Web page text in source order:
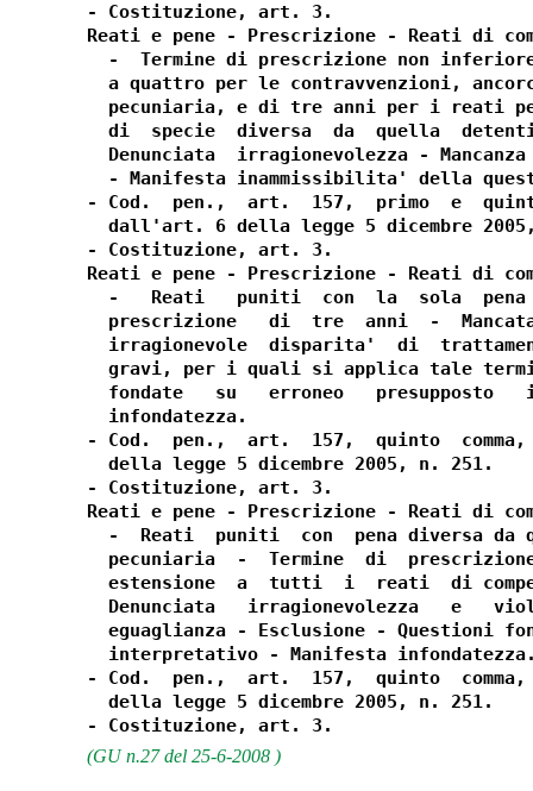
- Costituzione, art. 3.
Reati e pene - Prescrizione - Reati di
-  Termine di prescrizione non
a quattro per le contravvenzioni,
pecuniaria, e di tre anni per i reati
di  specie  diversa  da  quella
Denunciata  irragionevolezza -
- Manifesta inammissibilita' della
- Cod.  pen.,  art.  157,  primo  e
dall'art. 6 della legge 5 dicembre
- Costituzione, art. 3.
Reati e pene - Prescrizione - Reati di
-   Reati   puniti  con  la  sola
prescrizione   di  tre  anni  -
irragionevole  disparita'  di
gravi, per i quali si applica tale
fondate   su   erroneo   presupposto
  infondatezza.
- Cod.  pen.,  art.  157,  quinto
  della legge 5 dicembre 2005, n. 251.
- Costituzione, art. 3.
Reati e pene - Prescrizione - Reati di
-  Reati  puniti  con  pena diversa da
pecuniaria  -  Termine  di
estensione  a  tutti  i  reati  di
Denunciata   irragionevolezza   e
eguaglianza - Esclusione - Questioni
interpretativo - Manifesta
- Cod.  pen.,  art.  157,  quinto
  della legge 5 dicembre 2005, n. 251.
(GU n.27 del 25-6-2008 )